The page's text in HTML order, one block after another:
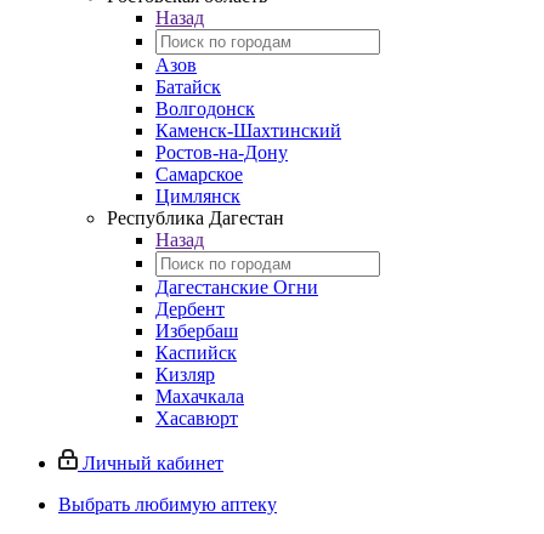
Назад
Азов
Батайск
Волгодонск
Каменск-Шахтинский
Ростов-на-Дону
Самарское
Цимлянск
Республика Дагестан
Назад
Дагестанские Огни
Дербент
Избербаш
Каспийск
Кизляр
Махачкала
Хасавюрт
Личный кабинет
Выбрать любимую аптеку